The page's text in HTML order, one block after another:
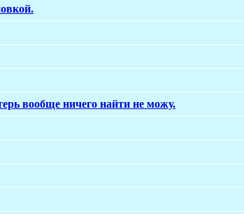
вообще ничего найти не можу.